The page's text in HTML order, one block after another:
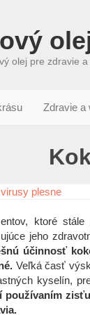
olej pre zdravie a
Zdravie a
ktoré
jeho
účinnosť
Veľká časť
kyselín,
používaním